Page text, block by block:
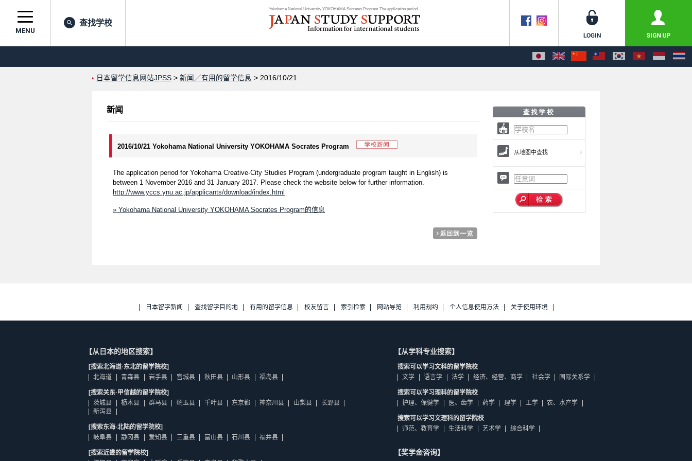
Yokohama National University YOKOHAMA Socrates Program The application period...
MENU
查找学校
日本留学信息网站JPSS > 新闻／有用的留学信息 > 2016/10/21
新闻
2016/10/21 Yokohama National University YOKOHAMA Socrates Program
The application period for Yokohama Creative-City Studies Program (undergraduate program taught in English) is
between 1 November 2016 and 31 January 2017. Please check the website below for further information.
http://www.yccs.ynu.ac.jp/applicants/download/index.html
» Yokohama National University YOKOHAMA Socrates Program的信息
从地图中查找
日本留学新闻 查找留学目的地 有用的留学信息 校友留言 索引检索 网站导览 利用规约 个人信息使用方法 关于使用环境
【从日本的地区搜索】
[搜索北海道·东北的留学院校]
北海道
青森县 岩手县 宫城县 秋田县 山形县 福岛县
[搜索关东·甲信越的留学院校]
茨城县
枥木县 群马县 崎玉县 千叶县 东京都 神奈川县 山梨县
长野县
新泻县
[搜索东海·北陆的留学院校]
岐阜县
静冈县 爱知县 三重县 富山县 石川县 福井县
[搜索近畿的留学院校]
【从学科专业搜索】
搜索可以学习文科的留学院校
文学
语言学 法学 经济、经营、商学 社会学 国际关系学
搜索可以学习理科的留学院校
护理、保健学
医、齿学 药学 理学 工学 农、水产学
搜索可以学习文理科的留学院校
师范、教育学
生活科学 艺术学 综合科学
【奖学金咨询】